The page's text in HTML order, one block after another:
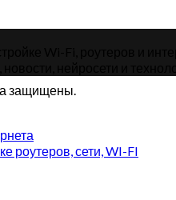
защищены.
роутеров, сети, WI-FI